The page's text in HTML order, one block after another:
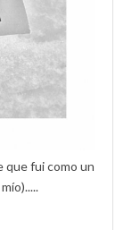
que fui como un